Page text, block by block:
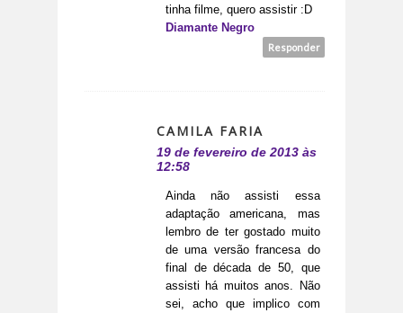
tinha filme, quero assistir :D
Diamante Negro
Responder
CAMILA FARIA
19 de fevereiro de 2013 às
12:58
Ainda não assisti essa
adaptação americana, mas
lembro de ter gostado muito
de uma versão francesa do
final de década de 50, que
assisti há muitos anos. Não
sei, acho que implico com